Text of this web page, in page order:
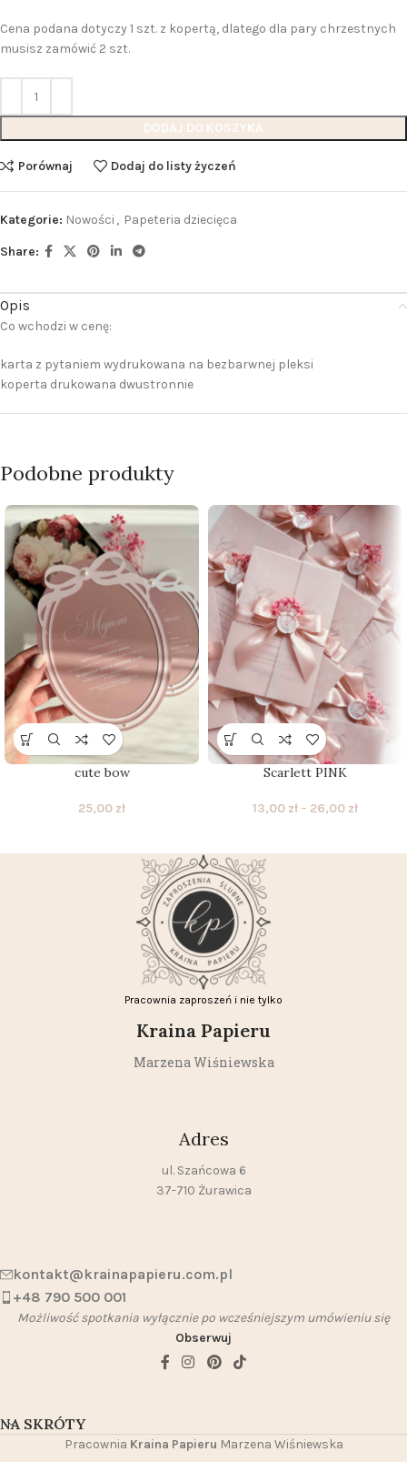
Cena podana dotyczy 1 szt. z kopertą, dlatego dla pary chrzestnych
musisz zamówić 2 szt.
DODAJ DO KOSZYKA
Porównaj Dodaj do listy życzeń
Kategorie: Nowości , Papeteria dziecięca
Share:
Opis
Co wchodzi w cenę:
karta z pytaniem wydrukowana na bezbarwnej pleksi
koperta drukowana dwustronnie
Podobne produkty
cute bow
25,00 zł
Scarlett PINK
13,00 zł – 26,00 zł
Pracownia zaproszeń i nie tylko
Kraina Papieru
Marzena Wiśniewska
Adres
ul. Szańcowa 6
37-710 Żurawica
kontakt@krainapapieru.com.pl
+48 790 500 001
Możliwość spotkania wyłącznie po wcześniejszym umówieniu się
Obserwuj
NA SKRÓTY
Pracownia Kraina Papieru Marzena Wiśniewska